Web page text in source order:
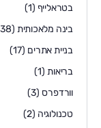
בטראלייף (1)
בינה מלאכותית (38)
בניית אתרים (17)
בריאות(1)
וורדפרס (3)
טכנולוגיה (2)